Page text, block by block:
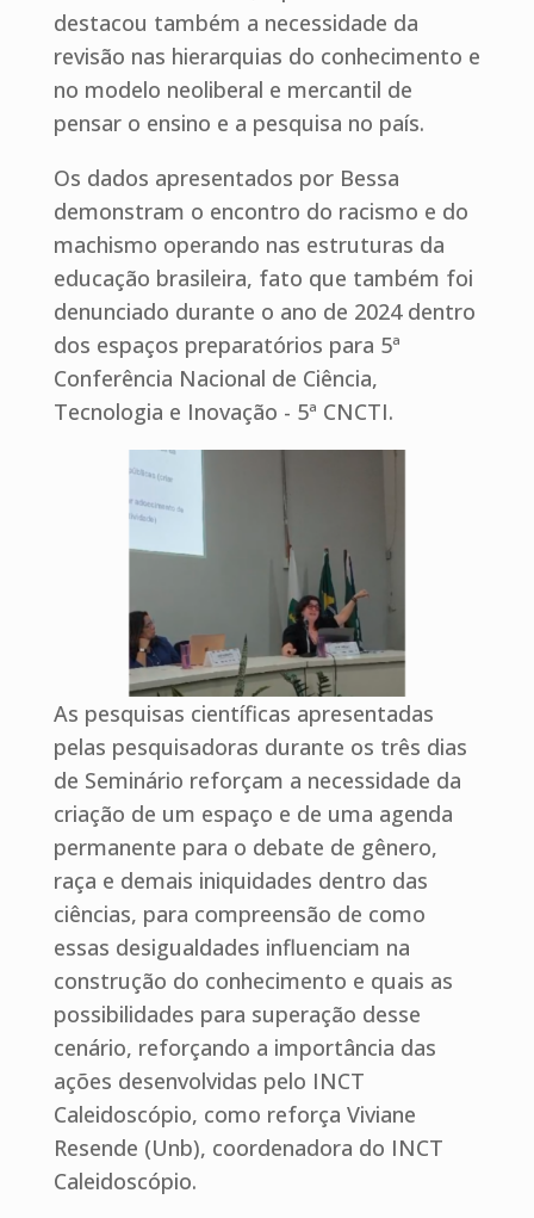
destacou também a necessidade da
revisão nas hierarquias do conhecimento e
no modelo neoliberal e mercantil de
pensar o ensino e a pesquisa no país.
Os dados apresentados por Bessa
demonstram o encontro do racismo e do
machismo operando nas estruturas da
educação brasileira, fato que também foi
denunciado durante o ano de 2024 dentro
dos espaços preparatórios para 5ª
Conferência Nacional de Ciência,
Tecnologia e Inovação - 5ª CNCTI.
As pesquisas científicas apresentadas
pelas pesquisadoras durante os três dias
de Seminário reforçam a necessidade da
criação de um espaço e de uma agenda
permanente para o debate de gênero,
raça e demais iniquidades dentro das
ciências, para compreensão de como
essas desigualdades influenciam na
construção do conhecimento e quais as
possibilidades para superação desse
cenário, reforçando a importância das
ações desenvolvidas pelo INCT
Caleidoscópio, como reforça Viviane
Resende (Unb), coordenadora do INCT
Caleidoscópio.